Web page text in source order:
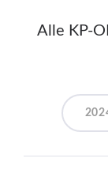
Alle KP-